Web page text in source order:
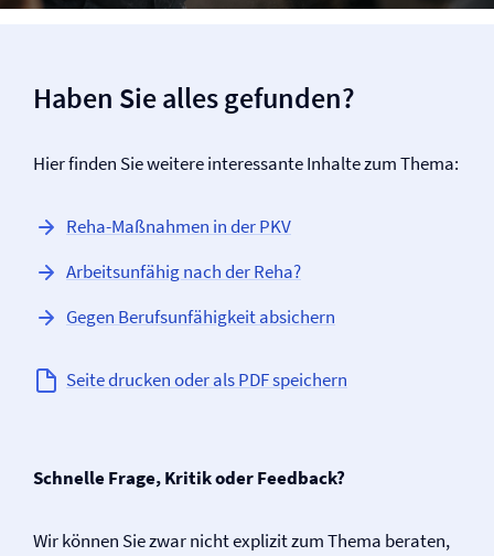
Haben Sie alles gefunden?
Hier finden Sie weitere interessante Inhalte zum Thema:
Reha-Maßnahmen in der PKV
Arbeitsunfähig nach der Reha?
Gegen Berufs­unfähigkeit absichern
Seite drucken oder als PDF speichern
Schnelle Frage, Kritik oder Feedback?
Wir können Sie zwar nicht explizit zum Thema beraten,